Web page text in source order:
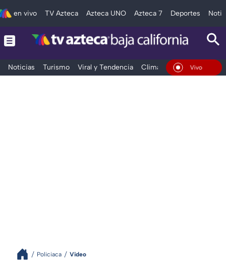
en vivo TV Azteca Azteca UNO Azteca 7 Deportes
Noticias Turismo Viral y Tendencia Clima Deportes
En Vivo
Policiaca Video